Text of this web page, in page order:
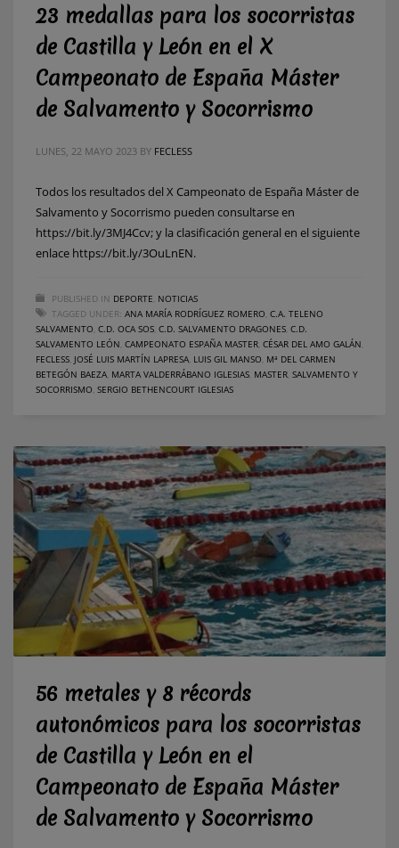
23 medallas para los socorristas
de Castilla y León en el X
Campeonato de España Máster
de Salvamento y Socorrismo
LUNES, 22 MAYO 2023 BY FECLESS
Todos los resultados del X Campeonato de España Máster de
Salvamento y Socorrismo pueden consultarse en
https://bit.ly/3MJ4Ccv; y la clasificación general en el siguiente
enlace https://bit.ly/3OuLnEN.
PUBLISHED IN DEPORTE NOTICIAS
TAGGED UNDER: ANA MARÍA RODRÍGUEZ ROMERO C.A. TELENO
SALVAMENTO C.D. OCA SOS C.D. SALVAMENTO DRAGONES C.D.
SALVAMENTO LEÓN CAMPEONATO ESPAÑA MASTER CÉSAR DEL AMO GALÁN
FECLESS JOSÉ LUIS MARTÍN LAPRESA LUIS GIL MANSO Mª DEL CARMEN
BETEGÓN BAEZA MARTA VALDERRÁBANO IGLESIAS MASTER SALVAMENTO Y
SOCORRISMO SERGIO BETHENCOURT IGLESIAS
56 metales y 8 récords
autonómicos para los socorristas
de Castilla y León en el
Campeonato de España Máster
de Salvamento y Socorrismo